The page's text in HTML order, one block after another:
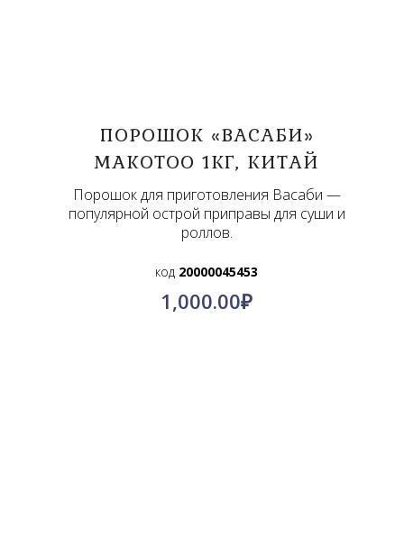
ПОРОШОК «ВАСАБИ»
MAKOTOO 1КГ, КИТАЙ
Порошок для приготовления Васаби —
популярной острой приправы для суши и
роллов.
код 20000045453
1,000.00₽